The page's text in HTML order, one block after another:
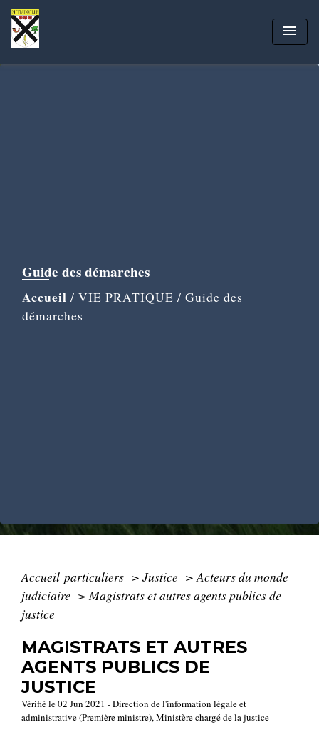
menu
Guide des démarches
Accueil / VIE PRATIQUE / Guide des
démarches
Accueil particuliers > Justice > Acteurs du monde
judiciaire > Magistrats et autres agents publics de
justice
MAGISTRATS ET AUTRES
AGENTS PUBLICS DE
JUSTICE
Vérifié le 02 Jun 2021 - Direction de l'information légale et
administrative (Première ministre), Ministère chargé de la justice